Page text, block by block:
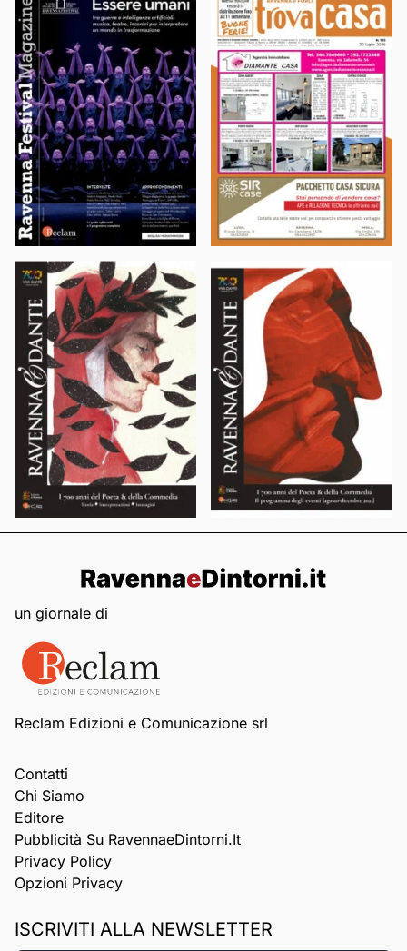
un giornale di
Reclam Edizioni e Comunicazione srl
Contatti
Chi Siamo
Editore
Pubblicità Su RavennaeDintorni.it
Privacy Policy
Opzioni Privacy
ISCRIVITI ALLA NEWSLETTER